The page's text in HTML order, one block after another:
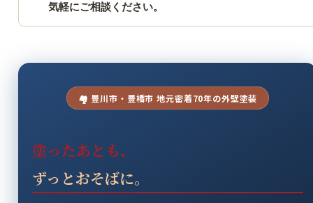
気軽にご相談ください。
🏘 豊川市・豊橋市 地元密着70年の外壁塗装
塗ったあとも、
ずっとおそばに。